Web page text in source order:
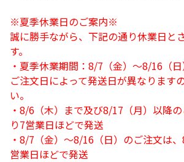
※夏季休業日のご案内※
誠に勝手ながら、下記の通り休業日と
す。
・夏季休業期間：8/7（金）～8/16（日
ご注文日によって発送日が異なります
い。
・8/6（木）まで及び8/17（月）以降
り7営業日ほどで発送
・8/7（金）～8/16（日）のご注文は
営業日ほどで発送